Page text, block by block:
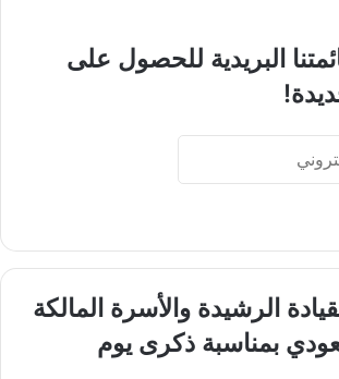
البريدية للحصول على
الرشيدة والأسرة المالكة
بمناسبة ذكرى يوم